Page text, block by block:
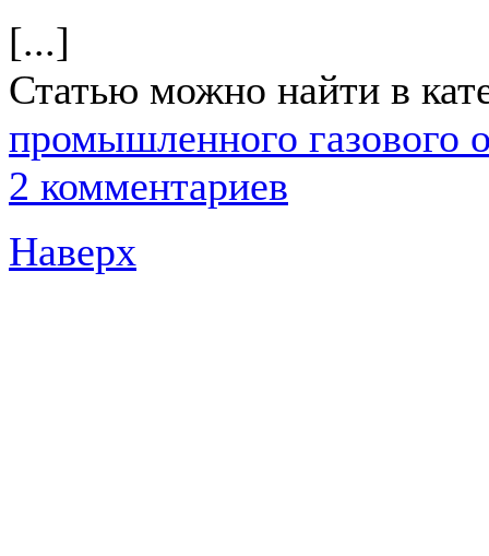
[...]
Статью можно найти в
промышленного газового
2 комментариев
Наверх